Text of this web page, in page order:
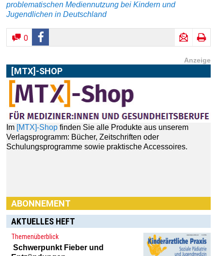
problematischen Mediennutzung bei Kindern und
Jugendlichen in Deutschland
0
Anzeige
[MTX]-SHOP
Im
finden Sie alle Produkte aus unserem
Verlagsprogramm: Bücher, Zeitschriften oder
Schulungsprogramme sowie praktische Accessoires.
AKTUELLES HEFT
Themenüberblick
Schwerpunkt Fieber und